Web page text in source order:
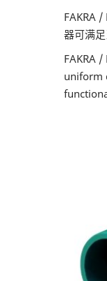
FAKRA
器可满
FAKRA
uniform